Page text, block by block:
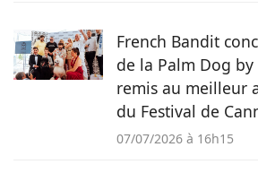
qui lui souffle l’inspiration pour rédiger
Dating !
French Bandit
de la Palm Dog
remis au meilleur
du Festival de
07/07/2026 à 16h15